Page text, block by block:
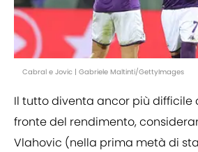
Cabral e Jovic | Gabriele Maltinti/GettyImages
Il tutto diventa ancor più difficile
fronte del rendimento,
Vlahovic (nella prima metà di